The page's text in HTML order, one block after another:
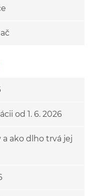
od 1. 6. 2026
ako dlho trvá jej